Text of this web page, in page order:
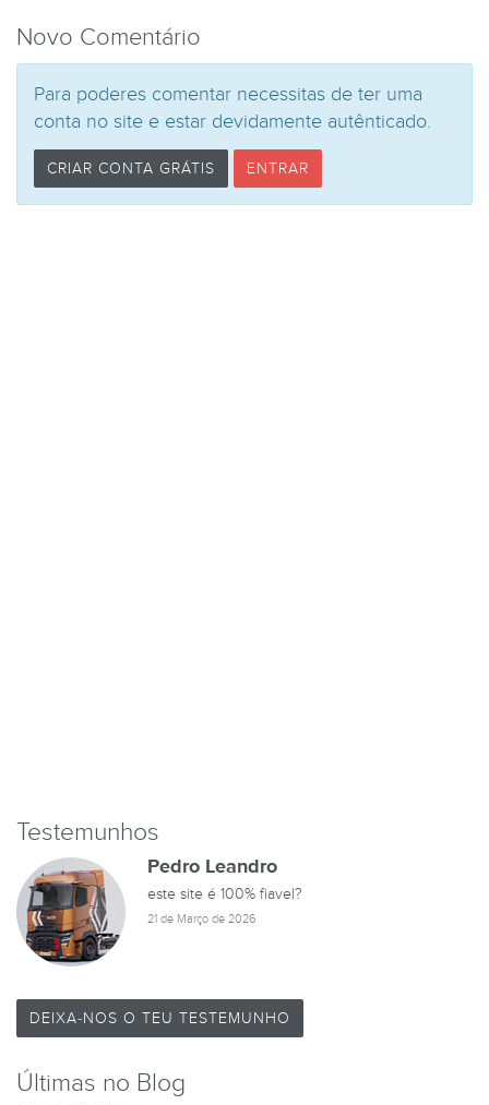
Novo Comentário
Para poderes comentar necessitas de ter uma
conta no site e estar devidamente autênticado.
CRIAR CONTA GRÁTIS ENTRAR
Testemunhos
Pedro Leandro
este site é 100% fiavel?
21 de Março de 2026
DEIXA-NOS O TEU TESTEMUNHO
Últimas no Blog